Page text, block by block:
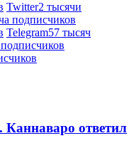
Twitter2 тысячи
подписчиков
Telegram57 тысяч
ответил